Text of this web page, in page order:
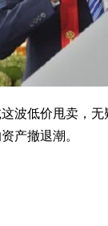
波低价甩卖，
产撤退潮。